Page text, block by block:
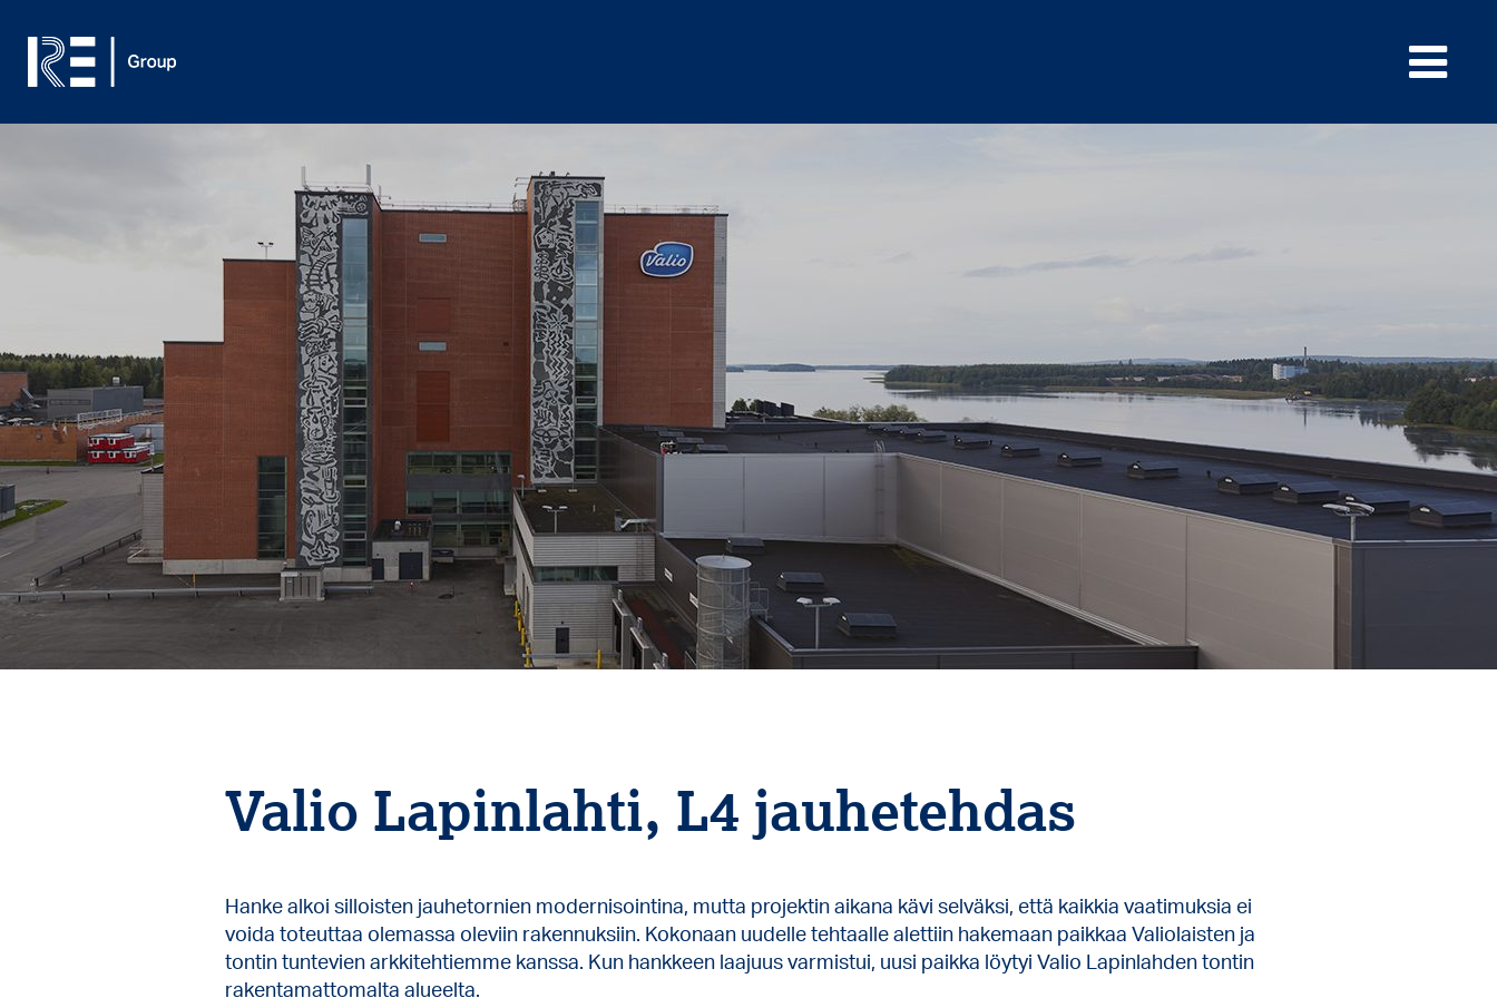
Valio Lapinlahti, L4 jauhetehdas
Hanke alkoi silloisten jauhetornien modernisointina, mutta projektin aikana kävi selväksi, että kaikkia vaatimuksia ei
voida toteuttaa olemassa oleviin rakennuksiin. Kokonaan uudelle tehtaalle alettiin hakemaan paikkaa Valiolaisten ja
tontin tuntevien arkkitehtiemme kanssa. Kun hankkeen laajuus varmistui, uusi paikka löytyi Valio Lapinlahden tontin
rakentamattomalta alueelta.